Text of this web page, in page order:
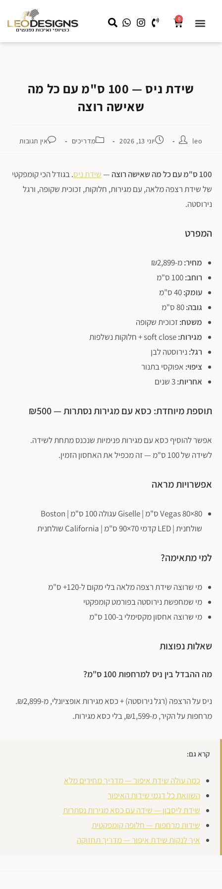
0
שידת ניס — 100 ס"מ עם כל מה
שאישה רוצה
leo יוני 13, 2026 מדריכים אין תגובות
100 ס"מ עם כל מה שאישה רוצה —שידת ניס. בגודל הכי קומפקטי
של שידת רצפה מלאה, עם מגירות, חלוקות, זכוכית שקופה, ורגל
נירוסטה.
המפרט
מחיר:מ-₪2,899
רוחב:
עומק:
גובה:
משטח: זכוכית שקופה
מגירות:
רגל: נירוסטה לבן
ציפוי: אפוקסי בתנור
אחריות:
תוספת מיוחדת: כסא עם מגירות נסתרות — ₪500
אפשר להוסיף כסא עם מגירות פנימיות שנכנס מתחת לשידה.
לשידה של 100 ס"מ — זה מכפיל את האחסון הזמין.
אפשרויות מראה
Vegas 80×80 ס"מ | Giselle עגולה 100 ס"מ | Boston
שולחנית | LED קדמי 70×90 ס"מ | California שולחנית
למי מתאימה?
מי שרוצה שידת רצפה מלאה בלי מקום ל-120+ ס"מ
מי שמחפשת נירוסטה בפורמט קומפקטי
מי שרוצה אחסון מקסימלי ב-100 ס"מ
שאלות נפוצות
מה ההבדל בין ניס למרחפות 100 ס"מ?
ניס על הרצפה (רגל נירוסטה) + כסא מגירות אופציונלי, מ-₪2,899.
מרחפות על הקיר, מ-₪1,599, בלי כסא מגירות.
קרא גם:
כמה עולה שידת איפור — מדריך מחירים מלא
השוואת כל דגמי שידות האיפור
שידת ליסבון — שידה עם כסא מגירות נסתרות
שידות מרחפות — חלופה קומפקטית
איך לנקות שידת איפור — מדריך תחזוקה